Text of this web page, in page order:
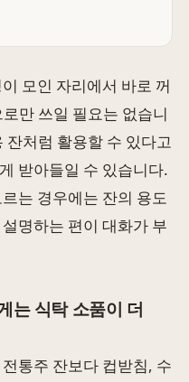
모인 자리에서 바로 꺼
만 쓰일 필요는 없습니
잔처럼 활용할 수 있다고
받아들일 수 있습니다.
는 경우에는 잔의 용도
명하는 편이 대화가 부
는 식탁 소품이 더
통주 잔보다 컵받침, 수